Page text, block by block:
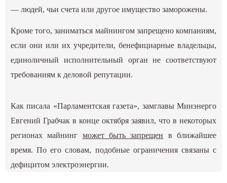
— людей, чьи счета или другое имущество заморожены.
Кроме того, заниматься майнингом запрещено компаниям,
если они или их учредители, бенефициарные владельцы,
единоличный исполнительный орган не соответствуют
требованиям к деловой репутации.
Как писала «Парламентская газета», замглавы Минэнерго
Евгений Грабчак в конце октября заявил, что в некоторых
регионах майнинг может быть запрещен в ближайшее
время. По его словам, подобные ограничения связаны с
дефицитом электроэнергии.